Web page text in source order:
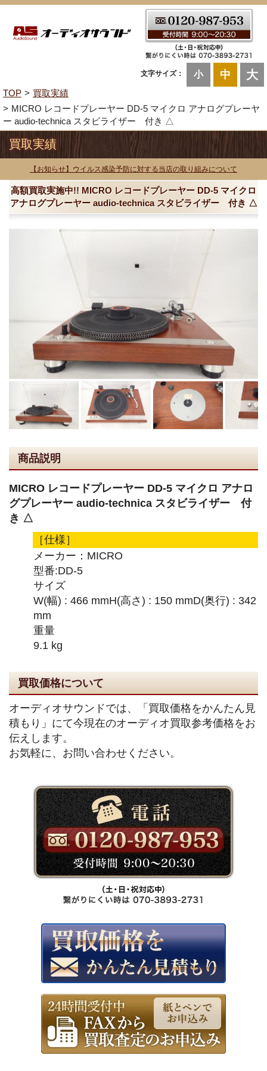
文字サイズ： 小 中 大
TOP
買取実績
MICRO レコードプレーヤー DD-5 マイクロ アナログプレーヤ
ー audio-technica スタビライザー 付き △
買取実績
【お知らせ】ウイルス感染予防に対する当店の取り組みについて
高額買取実施中!! MICRO レコードプレーヤー DD-5 マイクロ
アナログプレーヤー audio-technica スタビライザー 付き △
商品説明
MICRO レコードプレーヤー DD-5 マイクロ アナロ
グプレーヤー audio-technica スタビライザー 付
き △
［仕様］
メーカー：MICRO
型番:DD-5
サイズ
W(幅) : 466 mmH(高さ) : 150 mmD(奥行) : 342
mm
重量
9.1 kg
買取価格について
オーディオサウンドでは、「買取価格をかんたん見
積もり」にて今現在のオーディオ買取参考価格をお
伝えします。
お気軽に、お問い合わせください。